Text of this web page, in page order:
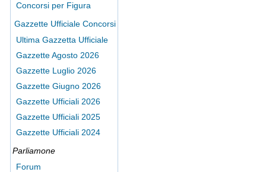
Concorsi per Figura
Gazzette Ufficiale Concorsi
Ultima Gazzetta Ufficiale
Gazzette Agosto 2026
Gazzette Luglio 2026
Gazzette Giugno 2026
Gazzette Ufficiali 2026
Gazzette Ufficiali 2025
Gazzette Ufficiali 2024
Parliamone
Forum